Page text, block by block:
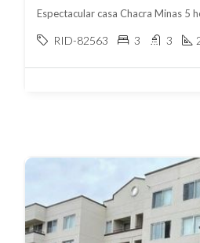
Espectacular casa Chacra Minas 5
RID-82563 3 3